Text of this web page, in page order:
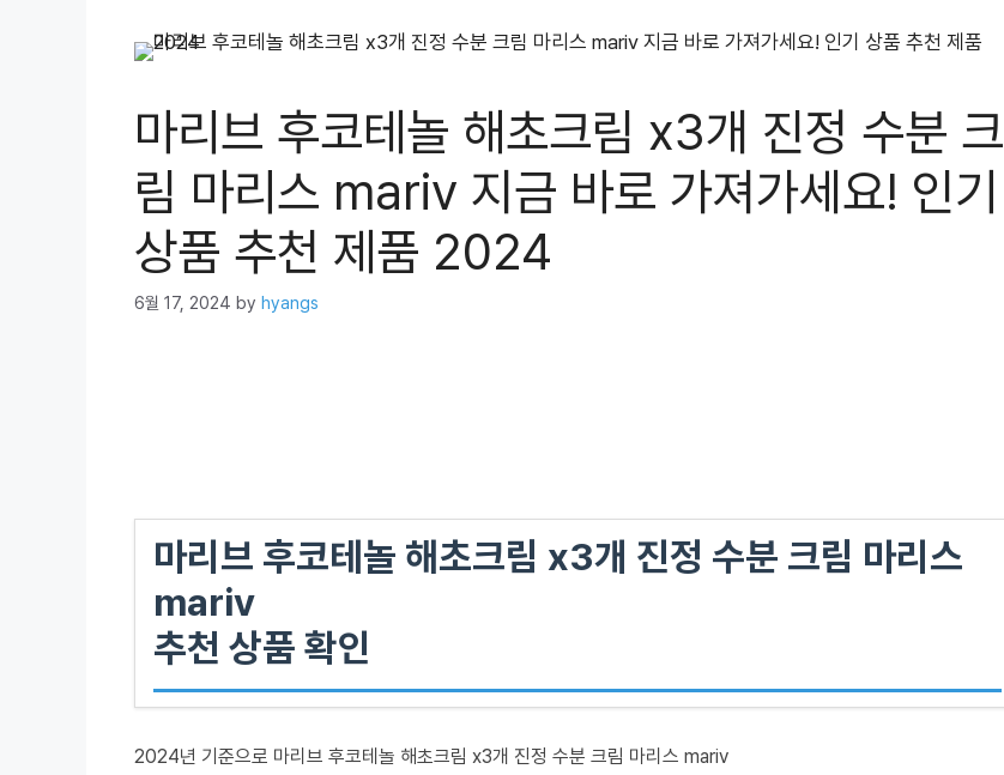
마리브 후코테놀 해초크림 x3개 진정 수분 크
림 마리스 mariv 지금 바로 가져가세요! 인기
상품 추천 제품 2024
6월 17, 2024 by hyangs
마리브 후코테놀 해초크림 x3개 진정 수분 크림 마리스
mariv
추천 상품 확인
2024년 기준으로 마리브 후코테놀 해초크림 x3개 진정 수분 크림 마리스 mariv